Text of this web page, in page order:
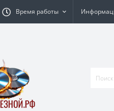
Время работы